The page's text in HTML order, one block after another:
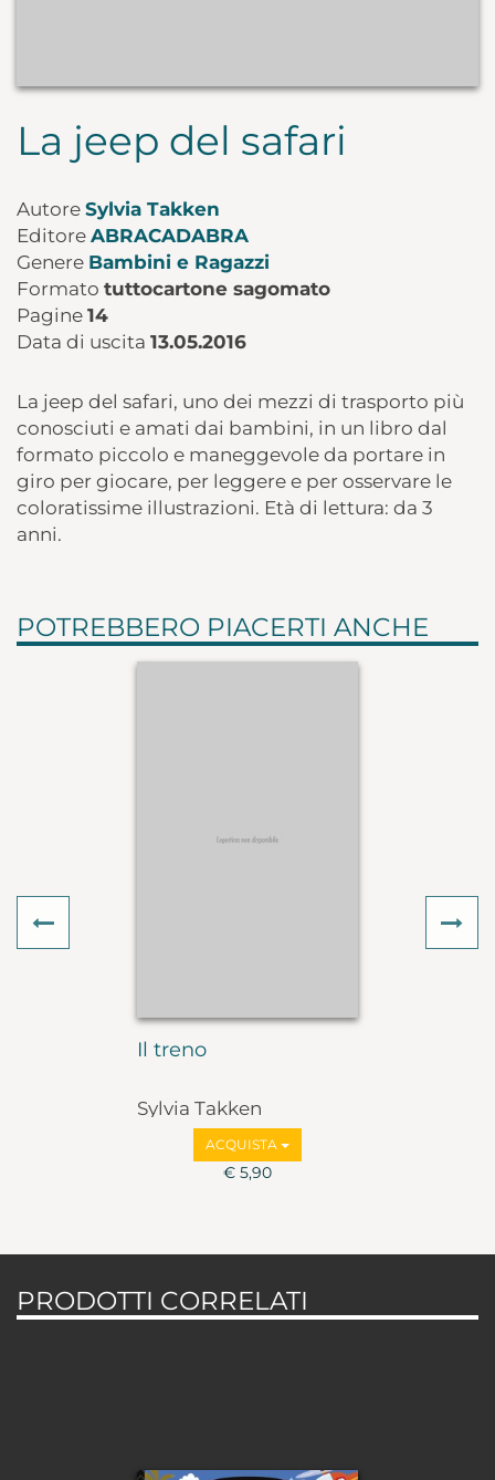
La jeep del safari
Autore Sylvia Takken
Editore ABRACADABRA
Genere Bambini e Ragazzi
Formato tuttocartone sagomato
Pagine 14
Data di uscita 13.05.2016
La jeep del safari, uno dei mezzi di trasporto più
conosciuti e amati dai bambini, in un libro dal
formato piccolo e maneggevole da portare in
giro per giocare, per leggere e per osservare le
coloratissime illustrazioni. Età di lettura: da 3
anni.
POTREBBERO PIACERTI ANCHE
Il treno
Sylvia Takken
ACQUISTA
€ 5,90
Previous
PRODOTTI CORRELATI